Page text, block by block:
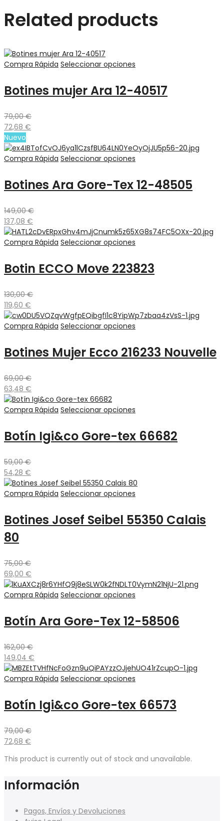
Related products
Compra Rápida Seleccionar opciones
Botines mujer Ara 12-40517
79,00€
72,68 €
Nuevo
Compra Rápida Seleccionar opciones
Botines Ara Gore-Tex 12-48505
149,00€
137,08 €
Compra Rápida Seleccionar opciones
Botin ECCO Move 223823
130,00€
119,60 €
Compra Rápida Seleccionar opciones
Botines Mujer Ecco 216233 Nouvelle
69,00€
63,48 €
Compra Rápida Seleccionar opciones
Botín Igi&co Gore-tex 66682
59,00€
54,28 €
Compra Rápida Seleccionar opciones
Botines Josef Seibel 55350 Calais
80
75,00€
69,00 €
Compra Rápida Seleccionar opciones
Botín Ara Gore-Tex 12-58506
162,00€
149,04 €
Compra Rápida Seleccionar opciones
Botín Igi&co Gore-tex 66573
79,00€
72,68 €
This product is currently out of stock and unavailable.
Información
Pagos, Envíos y Devoluciones